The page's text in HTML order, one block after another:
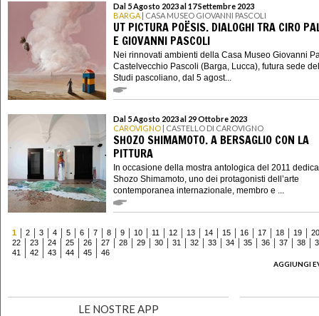
Dal 5 Agosto 2023 al 17 Settembre 2023
BARGA | CASA MUSEO GIOVANNI PASCOLI
UT PICTURA POËSIS. DIALOGHI TRA CIRO
E GIOVANNI PASCOLI
Nei rinnovati ambienti della Casa Museo Giovanni
Castelvecchio Pascoli (Barga, Lucca), futura sede
Studi pascoliano, dal 5 agost...
Dal 5 Agosto 2023 al 29 Ottobre 2023
CAROVIGNO | CASTELLO DI CAROVIGNO
SHOZO SHIMAMOTO. A BERSAGLIO CON LA
PITTURA
In occasione della mostra antologica del 2011
Shozo Shimamoto, uno dei protagonisti dell’arte
contemporanea internazionale, membro e ...
1 2 3 4 5 6 7 8 9 10 11 12 13 14 15 16 17 18 19
20
22
23 24 25 26 27 28 29 30 31 32 33 34 35 36 37 38
41
42 43 44 45
46
AGGIUNGI
LE NOSTRE APP